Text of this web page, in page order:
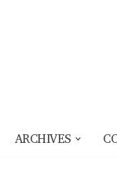
ARCHIVES